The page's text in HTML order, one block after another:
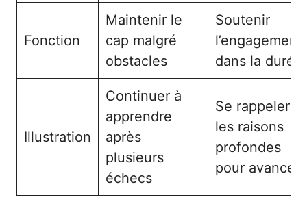
Fonction
Maintenir le
cap malgré
obstacles
Soutenir
l’engagement
dans la durée
Illustration
Continuer à
apprendre
après
plusieurs
échecs
Se rappeler
les raisons
profondes
pour avancer